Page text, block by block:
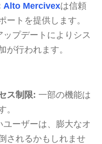
Alto Mercivexは信頼
ートを提供します。
ップデートによりシス
が行われます。
ス制限: 一部の機能は
。
ユーザーは、膨大なオ
されるかもしれませ